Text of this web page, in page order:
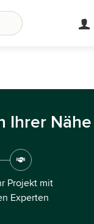
Ihrer Nähe
Projekt mit
Experten